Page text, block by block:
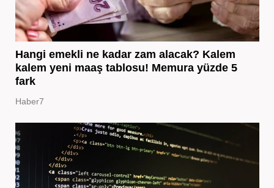
Hangi emekli ne kadar zam alacak? Kalem
kalem yeni maaş tablosu! Memura yüzde 5
fark
Haber7